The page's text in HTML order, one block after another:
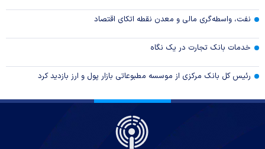
نفت، واسطه‌گری مالی و معدن نقطه اتکای اقتصاد
خدمات بانک تجارت در یک نگاه
رئیس کل بانک مرکزی از موسسه مطبوعاتی بازار پول و ارز بازدید کرد